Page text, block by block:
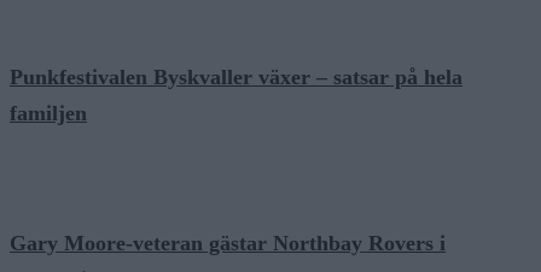
Punkfestivalen Byskvaller växer – satsar på hela
familjen
Gary Moore-veteran gästar Northbay Rovers i